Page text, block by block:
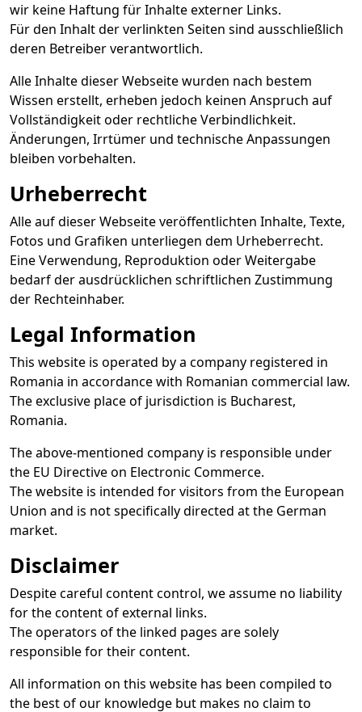
wir keine Haftung für Inhalte externer Links.
Für den Inhalt der verlinkten Seiten sind ausschließlich
deren Betreiber verantwortlich.
Alle Inhalte dieser Webseite wurden nach bestem
Wissen erstellt, erheben jedoch keinen Anspruch auf
Vollständigkeit oder rechtliche Verbindlichkeit.
Änderungen, Irrtümer und technische Anpassungen
bleiben vorbehalten.
Urheberrecht
Alle auf dieser Webseite veröffentlichten Inhalte, Texte,
Fotos und Grafiken unterliegen dem Urheberrecht.
Eine Verwendung, Reproduktion oder Weitergabe
bedarf der ausdrücklichen schriftlichen Zustimmung
der Rechteinhaber.
Legal Information
This website is operated by a company registered in
Romania in accordance with Romanian commercial law.
The exclusive place of jurisdiction is Bucharest,
Romania.
The above-mentioned company is responsible under
the EU Directive on Electronic Commerce.
The website is intended for visitors from the European
Union and is not specifically directed at the German
market.
Disclaimer
Despite careful content control, we assume no liability
for the content of external links.
The operators of the linked pages are solely
responsible for their content.
All information on this website has been compiled to
the best of our knowledge but makes no claim to